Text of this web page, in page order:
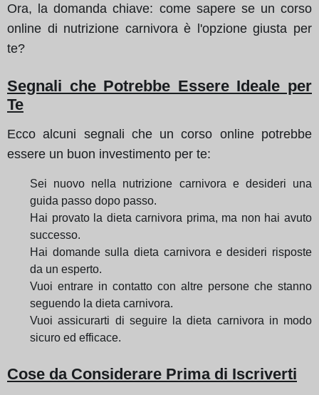
Ora, la domanda chiave: come sapere se un corso
online di nutrizione carnivora è l'opzione giusta per
te?
Segnali che Potrebbe Essere Ideale per
Te
Ecco alcuni segnali che un corso online potrebbe
essere un buon investimento per te:
Sei nuovo nella nutrizione carnivora e desideri una
guida passo dopo passo.
Hai provato la dieta carnivora prima, ma non hai avuto
successo.
Hai domande sulla dieta carnivora e desideri risposte
da un esperto.
Vuoi entrare in contatto con altre persone che stanno
seguendo la dieta carnivora.
Vuoi assicurarti di seguire la dieta carnivora in modo
sicuro ed efficace.
Cose da Considerare Prima di Iscriverti